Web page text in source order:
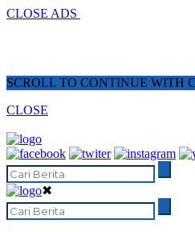
CLOSE ADS
SCROLL TO CONTINUE WITH
CLOSE
✖